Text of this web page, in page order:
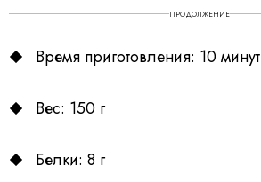
ПРОДОЛЖЕНИЕ
Время приготовления: 10 минут
Вес: 150 г
Белки: 8 г